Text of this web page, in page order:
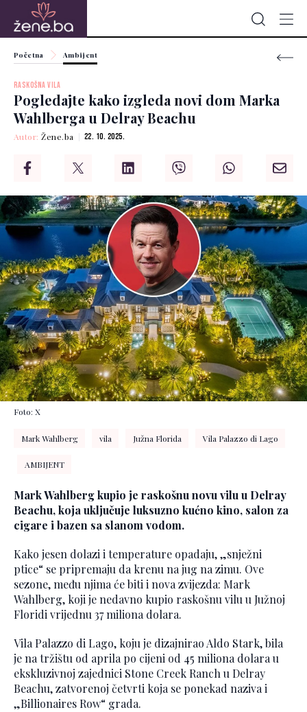
Početna Ambijent
RASKOŠNA VILA
Pogledajte kako izgleda novi dom Marka
Wahlberga u Delray Beachu
Autor:Žene.ba 22. 10. 2025.
Foto: X
Mark Wahlberg vila Južna Florida Vila Palazzo di Lago
AMBIJENT
Mark Wahlberg kupio je raskošnu novu vilu u Delray
Beachu, koja uključuje luksuzno kućno kino, salon za
cigare i bazen sa slanom vodom.
Kako jesen dolazi i temperature opadaju, „snježni
ptice“ se pripremaju da krenu na jug na zimu. Ove
sezone, među njima će biti i nova zvijezda: Mark
Wahlberg, koji je nedavno kupio raskošnu vilu u Južnoj
Floridi vrijednu 37 miliona dolara.
Vila Palazzo di Lago, koju je dizajnirao Aldo Stark, bila
je na tržištu od aprila po cijeni od 45 miliona dolara u
ekskluzivnoj zajednici Stone Creek Ranch u Delray
Beachu, zatvorenoj četvrti koja se ponekad naziva i
„Billionaires Row“ grada.